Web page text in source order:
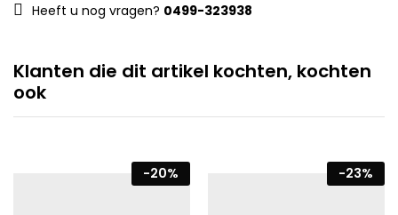
Heeft u nog vragen? 0499-323938
Klanten die dit artikel kochten, kochten
ook
-20% -23%